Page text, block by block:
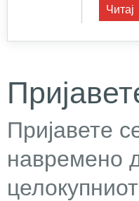
Читај
Пријавете
навремено